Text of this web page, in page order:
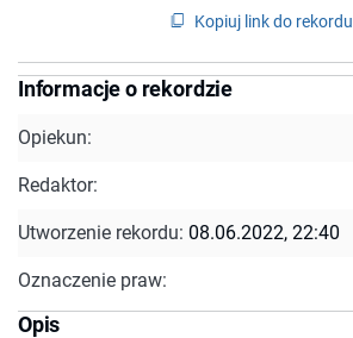
Kopiuj link do rekordu
Informacje o rekordzie
Opiekun:
Redaktor:
Utworzenie rekordu: 08.06.2022, 22:40
Oznaczenie praw:
Opis